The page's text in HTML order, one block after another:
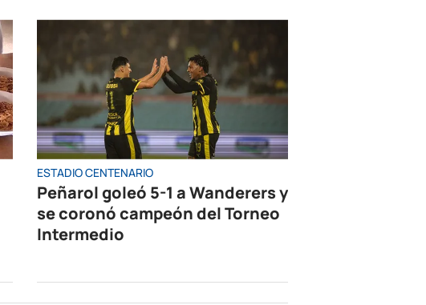
ESTADIO CENTENARIO
Peñarol goleó 5-1 a Wanderers y
se coronó campeón del Torneo
Intermedio